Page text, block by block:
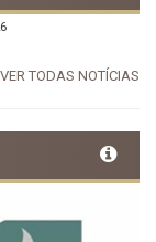
VER TODAS NOTÍCIAS